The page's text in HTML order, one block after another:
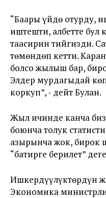
“Баары үйдө отурду,
иштешти, албетте
таасирин тийгизди.
төмөндөп кетти.
болсо жылыш бар,
Элдер мурдагыдай
коркуп”, - дейт Булан.
Жыл ичинде канча
боюнча толук
азырынча жок, бирок
“батирге берилет”
Ишкердүүлүктөрдүн
Экономика